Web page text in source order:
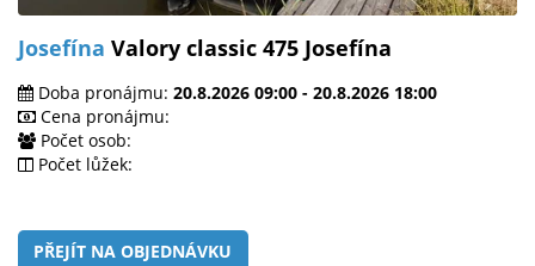
Josefína Valory classic 475 Josefína
Doba pronájmu: 20.8.2026 09:00 - 20.8.2026 18:00
Cena pronájmu:
Počet osob:
Počet lůžek:
PŘEJÍT NA OBJEDNÁVKU